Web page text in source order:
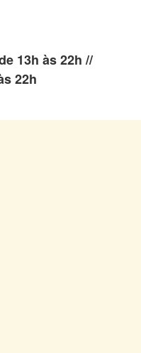
13h às 22h //
22h